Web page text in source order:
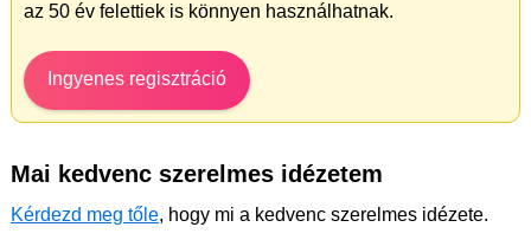
az 50 év felettiek is könnyen használhatnak.
Ingyenes regisztráció
Mai kedvenc szerelmes idézetem
Kérdezd meg tőle, hogy mi a kedvenc szerelmes idézete.